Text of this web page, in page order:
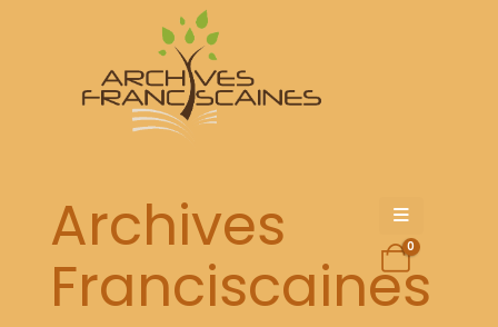
Archives
Franciscaines
0